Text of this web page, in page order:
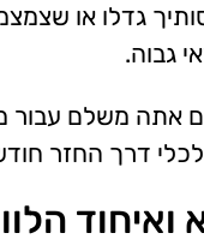
גדלו או
גבוה.
אתה משלם עבור
דרך החזר